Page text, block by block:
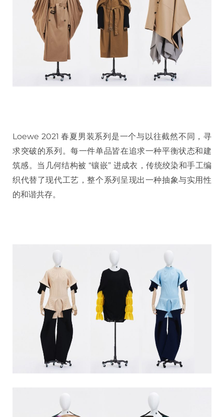
Loewe 2021 春夏男装系列是一个与以往截然不同，寻
求突破的系列。每一件单品皆在追求一种平衡状态和建
筑感。当几何结构被 “镶嵌” 进成衣，传统绞染和手工编
织代替了现代工艺，整个系列呈现出一种抽象与实用性
的和谐共存。